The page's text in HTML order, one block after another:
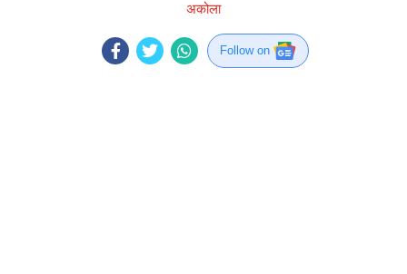
अकोला
Follow on